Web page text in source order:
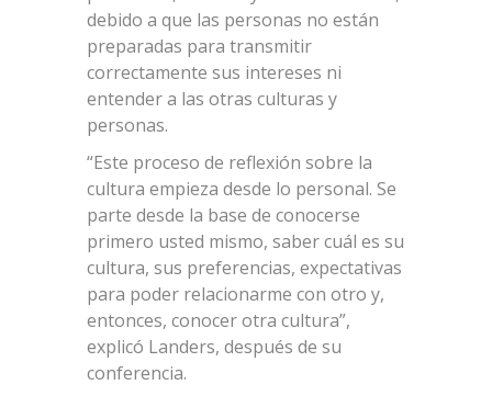
debido a que las personas no están
preparadas para transmitir
correctamente sus intereses ni
entender a las otras culturas y
personas.
“Este proceso de reflexión sobre la
cultura empieza desde lo personal. Se
parte desde la base de conocerse
primero usted mismo, saber cuál es su
cultura, sus preferencias, expectativas
para poder relacionarme con otro y,
entonces, conocer otra cultura”,
explicó Landers, después de su
conferencia.